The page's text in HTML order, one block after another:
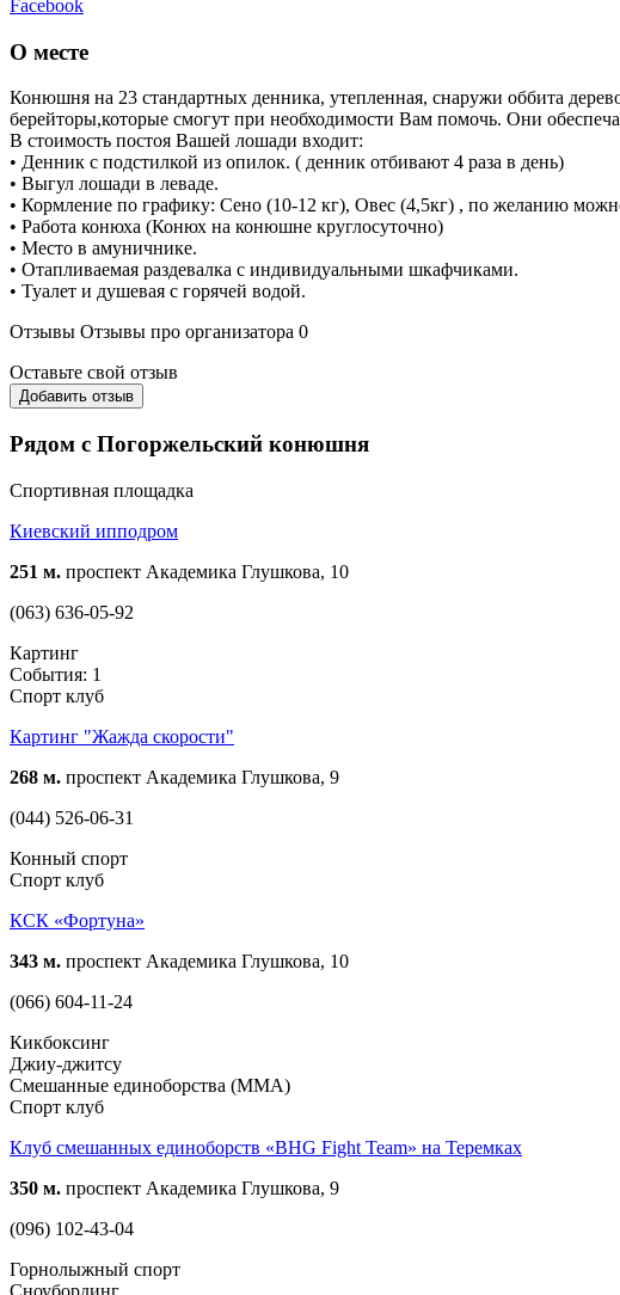
Facebook
О месте
Конюшня на 23 стандартных денника, утепленная, снаружи оббита
берейторы,которые смогут при необходимости Вам помочь. Они
В стоимость постоя Вашей лошади входит:
• Денник с подстилкой из опилок. ( денник отбивают 4 раза в день)
• Выгул лошади в леваде.
• Кормление по графику: Сено (10-12 кг), Овес (4,5кг) , по желанию
• Работа конюха (Конюх на конюшне круглосуточно)
• Место в амуничнике.
• Отапливаемая раздевалка с индивидуальными шкафчиками.
• Туалет и душевая с горячей водой.
Отзывы Отзывы про организатора 0
Оставьте свой отзыв
Добавить отзыв
Рядом с Погоржельский конюшня
Спортивная площадка
Киевский ипподром
251 м. проспект Академика Глушкова, 10
(063) 636-05-92
Картинг
События: 1
Спорт клуб
Картинг "Жажда скорости"
268 м. проспект Академика Глушкова, 9
(044) 526-06-31
Конный спорт
Спорт клуб
КСК «Фортуна»
343 м. проспект Академика Глушкова, 10
(066) 604-11-24
Кикбоксинг
Джиу-джитсу
Смешанные единоборства (ММА)
Спорт клуб
Клуб смешанных единоборств «BHG Fight Team» на Теремках
350 м. проспект Академика Глушкова, 9
(096) 102-43-04
Горнолыжный спорт
Сноубординг